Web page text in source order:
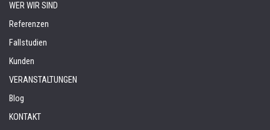
WER WIR SIND
Referenzen
Fallstudien
Kunden
VERANSTALTUNGEN
Blog
KONTAKT